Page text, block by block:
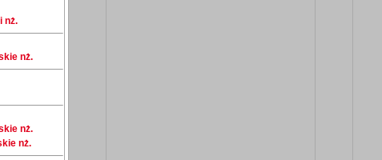
nż.
nż.
nż.
nż.